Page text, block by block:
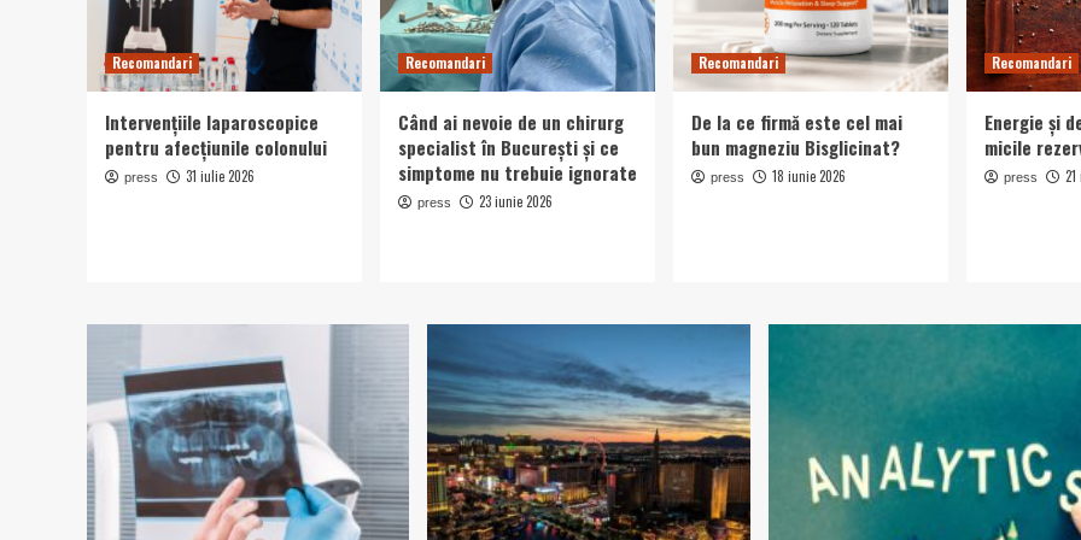
Recomandari
Intervențiile laparoscopice
pentru afecțiunile colonului
press 31 iulie 2026
Recomandari
Când ai nevoie de un chirurg
specialist în București și ce
simptome nu trebuie ignorate
press 23 iunie 2026
Recomandari
De la ce firmă este cel mai
bun magneziu Bisglicinat?
press 18 iunie 2026
Recomandari
Energie și
micile
press